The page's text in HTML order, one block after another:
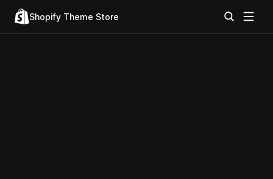
Shopify Theme Store